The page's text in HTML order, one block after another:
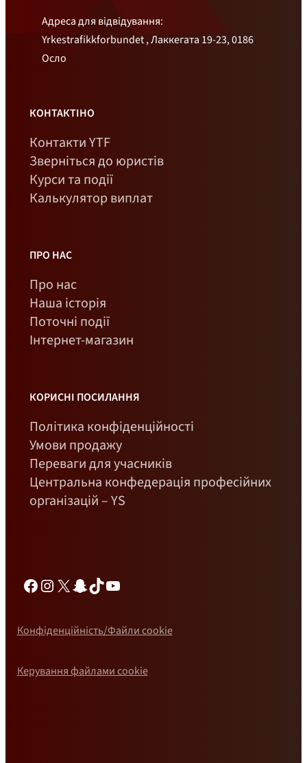
Адреса для відвідування:
Yrkestrafikkforbundet , Лаккегата 19-23, 0186
Осло
КОНТАКТІНО
Контакти YTF
Зверніться до юристів
Курси та події
Калькулятор виплат
ПРО НАС
Про нас
Наша історія
Поточні події
Інтернет-магазин
КОРИСНІ ПОСИЛАННЯ
Політика конфіденційності
Умови продажу
Переваги для учасників
Центральна конфедерація професійних
організацій – YS
Конфіденційність/Файли cookie
Керування файлами cookie
Фейсбук
Інстаграм
Х Снепчат
ТікТокYouTube